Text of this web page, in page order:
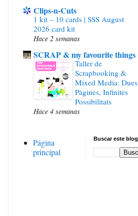
Clips-n-Cuts
1 kit – 10 cards | SSS August
2026 card kit
Hace 2 semanas
SCRAP & my favourite things
Taller de
Scrapbooking &
Mixed Media: Dues
Pàgines, Infinites
Possibilitats
Hace 4 semanas
Página
principal
Buscar este blog